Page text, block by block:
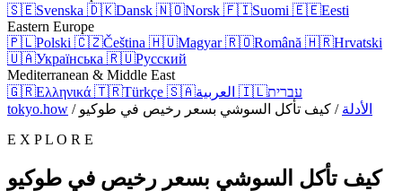
🇸🇪Svenska 🇩🇰Dansk 🇳🇴Norsk 🇫🇮Suomi 🇪🇪Eesti
Eastern Europe
🇵🇱Polski 🇨🇿Čeština 🇭🇺Magyar🇷🇴Română 🇭🇷Hrvatski
🇺🇦Українська 🇷🇺Русский
Mediterranean & Middle East
🇬🇷Ελληνικά 🇹🇷Türkçe 🇸🇦 🇮🇱עברית
tokyo.how / الأدلة / كيف تأكل السوشي بسعر رخيص في طوكيو
E X P L O R E
كيف تأكل السوشي بسعر رخيص في طوكيو